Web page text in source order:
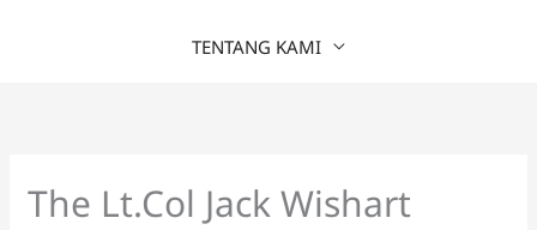
TENTANG KAMI
The Lt.Col Jack Wishart